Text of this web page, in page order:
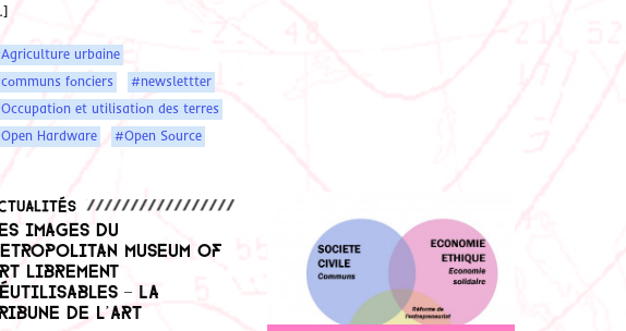
urbaine
fonciers
#newslettter
et utilisation des terres
Hardware
#Open Source
images du
Museum of
librement
– La
de l’Art